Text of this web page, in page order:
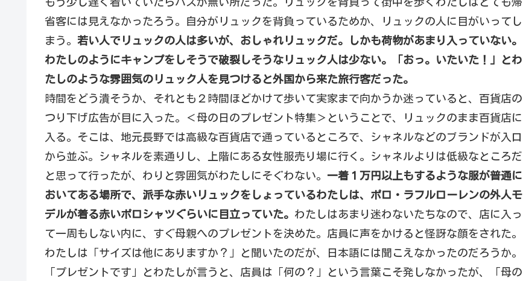
省客には見えなかったろう。自分がリュックを背負っているためか、リュックの人に目がいってし
まう。 若い人でリュックの人は多いが、おしゃれリュックだ。しかも荷物があまり入っていない。
わたしのようにキャンプをしそうで破裂しそうなリュック人は少ない。「おっ。いたいた！」とわ
たしのような雰囲気のリュック人を見つけると外国から来た旅行客だった。
時間をどう潰そうか、それとも２時間ほどかけて歩いて実家まで向かうか迷っていると、百貨店の
つり下げ広告が目に入った。＜母の日のプレゼント特集＞ということで、リュックのまま百貨店に
入る。そこは、地元長野では高級な百貨店で通っているところで、シャネルなどのブランドが入口
から並ぶ。シャネルを素通りし、上階にある女性服売り場に行く。シャネルよりは低級なところだ
と思って行ったが、わりと雰囲気がわたしにそぐわない。 一着１万円以上もするような服が普通に
おいてある場所で、派手な赤いリュックをしょっているわたしは、ポロ・ラフルローレンの外人モ
デルが着る赤いポロシャツぐらいに目立っていた。 わたしはあまり迷わないたちなので、店に入っ
て一周もしない内に、すぐ母親へのプレゼントを決めた。店員に声をかけると怪訝な顔をされた。
わたしは「サイズは他にありますか？」と聞いたのだが、日本語には聞こえなかったのだろうか。
「プレゼントです」とわたしが言うと、店員は「何の？」という言葉こそ発しなかったが、「母の